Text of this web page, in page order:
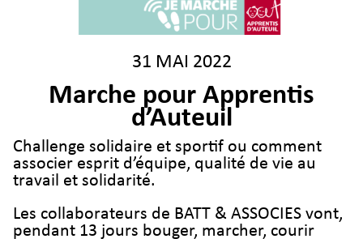
31 MAI 2022
Marche pour Apprentis
d’Auteuil
Challenge solidaire et sportif ou comment
associer esprit d’équipe, qualité de vie au
travail et solidarité.
Les collaborateurs de BATT & ASSOCIES vont,
pendant 13 jours bouger, marcher, courir